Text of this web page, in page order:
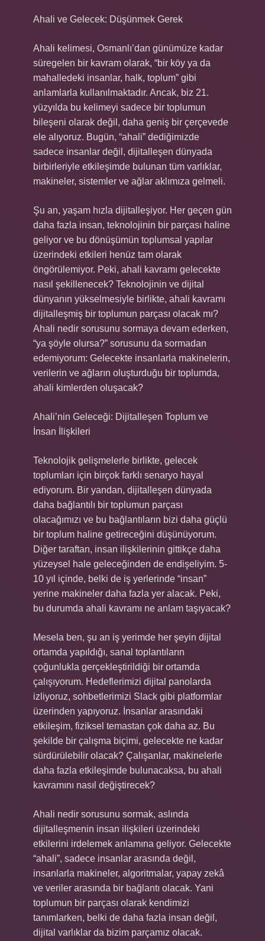
Ahali ve Gelecek: Düşünmek Gerek
Ahali kelimesi, Osmanlı’dan günümüze kadar
süregelen bir kavram olarak, “bir köy ya da
mahalledeki insanlar, halk, toplum” gibi
anlamlarla kullanılmaktadır. Ancak, biz 21.
yüzyılda bu kelimeyi sadece bir toplumun
bileşeni olarak değil, daha geniş bir çerçevede
ele alıyoruz. Bugün, “ahali” dediğimizde
sadece insanlar değil, dijitalleşen dünyada
birbirleriyle etkileşimde bulunan tüm varlıklar,
makineler, sistemler ve ağlar aklımıza gelmeli.
Şu an, yaşam hızla dijitalleşiyor. Her geçen gün
daha fazla insan, teknolojinin bir parçası haline
geliyor ve bu dönüşümün toplumsal yapılar
üzerindeki etkileri henüz tam olarak
öngörülemiyor. Peki, ahali kavramı gelecekte
nasıl şekillenecek? Teknolojinin ve dijital
dünyanın yükselmesiyle birlikte, ahali kavramı
dijitalleşmiş bir toplumun parçası olacak mı?
Ahali nedir sorusunu sormaya devam ederken,
“ya şöyle olursa?” sorusunu da sormadan
edemiyorum: Gelecekte insanlarla makinelerin,
verilerin ve ağların oluşturduğu bir toplumda,
ahali kimlerden oluşacak?
Ahali’nin Geleceği: Dijitalleşen Toplum ve
İnsan İlişkileri
Teknolojik gelişmelerle birlikte, gelecek
toplumları için birçok farklı senaryo hayal
ediyorum. Bir yandan, dijitalleşen dünyada
daha bağlantılı bir toplumun parçası
olacağımızı ve bu bağlantıların bizi daha güçlü
bir toplum haline getireceğini düşünüyorum.
Diğer taraftan, insan ilişkilerinin gittikçe daha
yüzeysel hale geleceğinden de endişeliyim. 5-
10 yıl içinde, belki de iş yerlerinde “insan”
yerine makineler daha fazla yer alacak. Peki,
bu durumda ahali kavramı ne anlam taşıyacak?
Mesela ben, şu an iş yerimde her şeyin dijital
ortamda yapıldığı, sanal toplantıların
çoğunlukla gerçekleştirildiği bir ortamda
çalışıyorum. Hedeflerimizi dijital panolarda
izliyoruz, sohbetlerimizi Slack gibi platformlar
üzerinden yapıyoruz. İnsanlar arasındaki
etkileşim, fiziksel temastan çok daha az. Bu
şekilde bir çalışma biçimi, gelecekte ne kadar
sürdürülebilir olacak? Çalışanlar, makinelerle
daha fazla etkileşimde bulunacaksa, bu ahali
kavramını nasıl değiştirecek?
Ahali nedir sorusunu sormak, aslında
dijitalleşmenin insan ilişkileri üzerindeki
etkilerini irdelemek anlamına geliyor. Gelecekte
“ahali”, sadece insanlar arasında değil,
insanlarla makineler, algoritmalar, yapay zekâ
ve veriler arasında bir bağlantı olacak. Yani
toplumun bir parçası olarak kendimizi
tanımlarken, belki de daha fazla insan değil,
dijital varlıklar da bizim parçamız olacak.